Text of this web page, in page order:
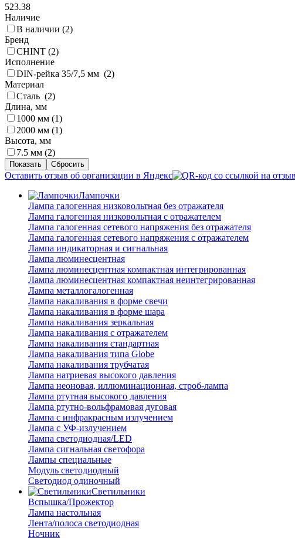
523.38
Наличие
В наличии (2)
Бренд
CHINT (2)
Исполнение
DIN-рейка 35/7,5 мм (2)
Материал
Сталь (2)
Длина, мм
1000 мм (1)
2000 мм (1)
Высота, мм
7.5 мм (2)
Оставить отзыв об организации в Яндекс
Лампочки
Лампа галогенная низковольтная без отражателя
Лампа галогенная низковольтная с отражателем
Лампа галогенная сетевого напряжения без отражателя
Лампа галогенная сетевого напряжения с отражателем
Лампа индикаторная и сигнальная
Лампа люминесцентная
Лампа люминесцентная компактная интегрированная
Лампа люминесцентная компактная неинтегрированная
Лампа металлогалогенная
Лампа накаливания в форме свечи
Лампа накаливания в форме шара
Лампа накаливания зеркальная
Лампа накаливания с отражателем
Лампа накаливания стандартная
Лампа накаливания типа Globe
Лампа накаливания трубчатая
Лампа натриевая высокого давления
Лампа неоновая, иллюминационная, строб-лампа
Лампа ртутная высокого давления
Лампа ртутно-вольфрамовая дуговая
Лампа с инфракрасным излучением
Лампа с УФ-излучением
Лампа светодиодная/LED
Лампа сигнальная светофора
Лампы специальные
Модуль светодиодный
Светодиод одиночный
Светильники
Вспышка/Прожектор
Лампа настольная
Лента/полоса светодиодная
Ночник